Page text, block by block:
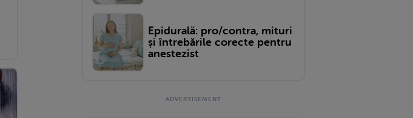
Epidurală: pro/contra, mituri
și întrebările corecte pentru
anestezist